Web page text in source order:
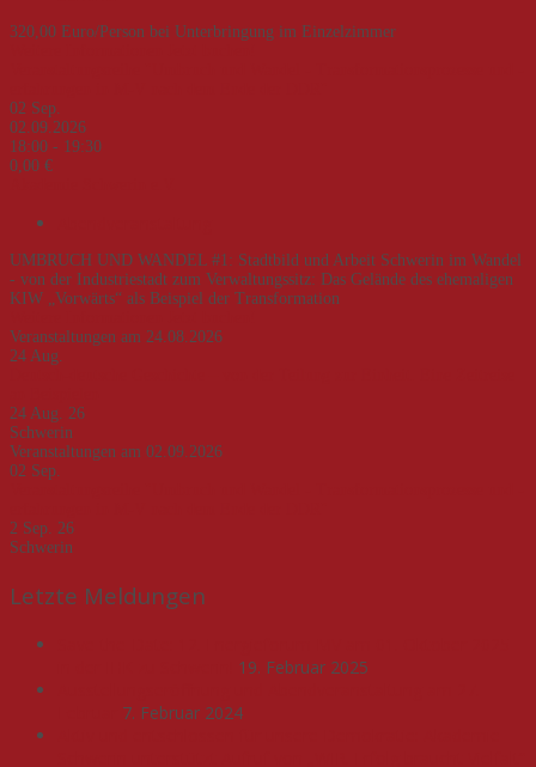
320,00 Euro/Person bei Unterbringung im Einzelzimmer
02 Sep.
02.09.2026
18:00 - 19:30
0,00 €
UMBRUCH UND WANDEL #1: Stadtbild und Arbeit Schwerin im Wandel
- von der Industriestadt zum Verwaltungssitz: Das Gelände des ehemaligen
KIW „Vorwärts“ als Beispiel der Transformation
Veranstaltungen am 24.08.2026
24 Aug.
24 Aug. 26
Schwerin
Veranstaltungen am 02.09.2026
02 Sep.
2 Sep. 26
Schwerin
Letzte Meldungen
19. Februar 2025
7. Februar 2024